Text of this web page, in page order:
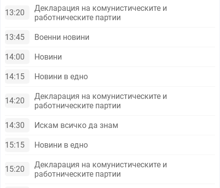
13:20
Декларация на комунистическите и
работническите партии
13:45 Военни новини
14:00 Новини
14:15 Новини в едно
14:20
Декларация на комунистическите и
работническите партии
14:30 Искам всичко да знам
15:15 Новини в едно
15:20
Декларация на комунистическите и
работническите партии